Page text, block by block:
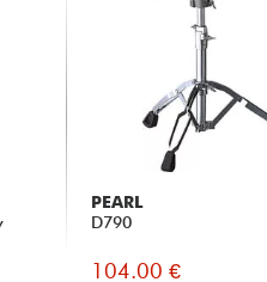
PEARL
D790
104.00 €